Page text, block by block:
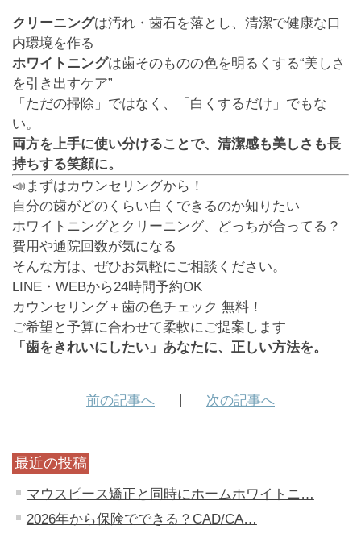
クリーニングは汚れ・歯石を落とし、清潔で健康な口
内環境を作る
ホワイトニングは歯そのものの色を明るくする“美しさ
を引き出すケア”
「ただの掃除」ではなく、「白くするだけ」でもな
い。
両方を上手に使い分けることで、清潔感も美しさも長
持ちする笑顔に。
📣まずはカウンセリングから！
自分の歯がどのくらい白くできるのか知りたい
ホワイトニングとクリーニング、どっちが合ってる？
費用や通院回数が気になる
そんな方は、ぜひお気軽にご相談ください。
LINE・WEBから24時間予約OK
カウンセリング＋歯の色チェック 無料！
ご希望と予算に合わせて柔軟にご提案します
「歯をきれいにしたい」あなたに、正しい方法を。
前の記事へ 次の記事へ
最近の投稿
マウスピース矯正と同時にホームホワイトニ…
2026年から保険でできる？CAD/CA…